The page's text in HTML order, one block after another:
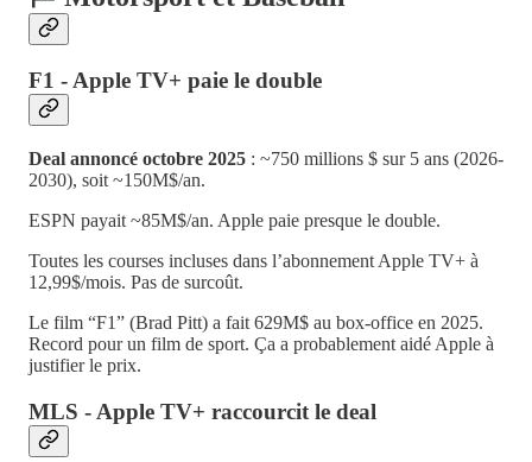
F1 - Apple TV+ paie le double
Deal annoncé octobre 2025 : ~750 millions $ sur 5 ans (2026-
2030), soit ~150M$/an.
ESPN payait ~85M$/an. Apple paie presque le double.
Toutes les courses incluses dans l’abonnement Apple TV+ à
12,99$/mois. Pas de surcoût.
Le film “F1” (Brad Pitt) a fait 629M$ au box-office en 2025.
Record pour un film de sport. Ça a probablement aidé Apple à
justifier le prix.
MLS - Apple TV+ raccourcit le deal